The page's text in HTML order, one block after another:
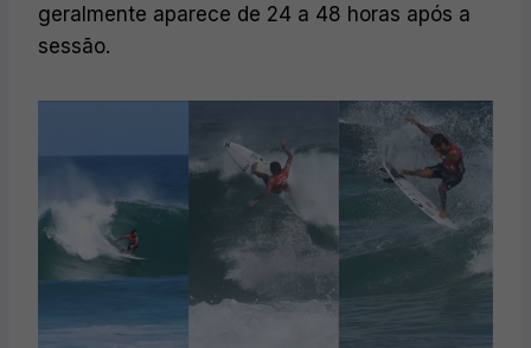
geralmente aparece de 24 a 48 horas após a
sessão.